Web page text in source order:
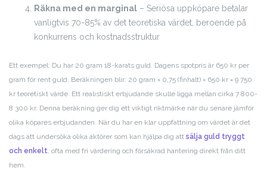
Räkna med en marginal – Seriösa uppköpare betalar
vanligtvis 70-85% av det teoretiska värdet, beroende på
konkurrens och kostnadsstruktur
Ett exempel: Du har 20 gram 18-karats guld. Dagens spotpris är 650 kr per
gram för rent guld. Beräkningen blir: 20 gram × 0,75 (finhalt) × 650 kr = 9 750
kr teoretiskt värde. Ett realistiskt erbjudande skulle ligga mellan cirka 7 800-
8 300 kr. Denna beräkning ger dig ett viktigt riktmärke när du senare jämför
olika köpares erbjudanden. När du har en klar uppfattning om värdet är det
dags att undersöka olika aktörer som kan hjälpa dig att sälja guld tryggt
och enkelt, ofta med fri värdering och försäkrad hantering direkt från ditt
hem.